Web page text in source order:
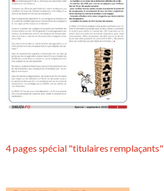
4 pages spécial "titulaires remplaçants"